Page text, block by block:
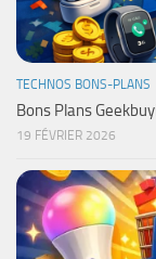
TECHNOS BONS-PLANS
Bons Plans
19 FÉVRIER 2026